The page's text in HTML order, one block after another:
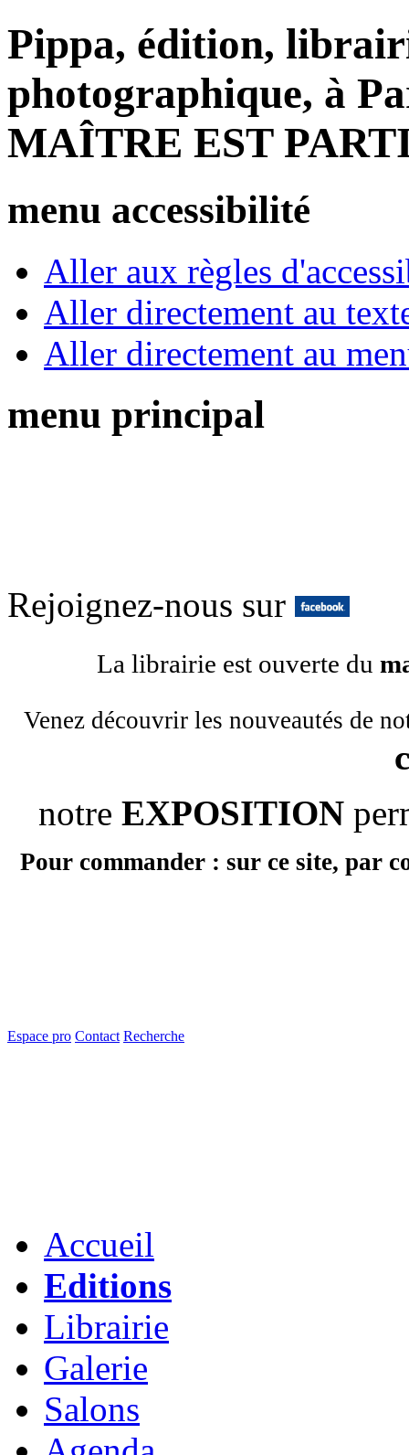
Pippa, édition,
photographique, à
MAÎTRE EST
menu accessibilité
Aller aux règles
Aller directement au
Aller directement au
menu principal
Rejoignez-nous sur
La librairie est ouverte du
Venez découvrir les nouveautés de
notre EXPOSITION
Pour commander : sur ce site, par
Espace pro Contact Recherche
Accueil
Editions
Librairie
Galerie
Salons